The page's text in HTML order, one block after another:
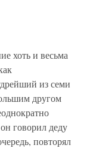
хоть и весьма
из семи
другом
говорил деду
повторял